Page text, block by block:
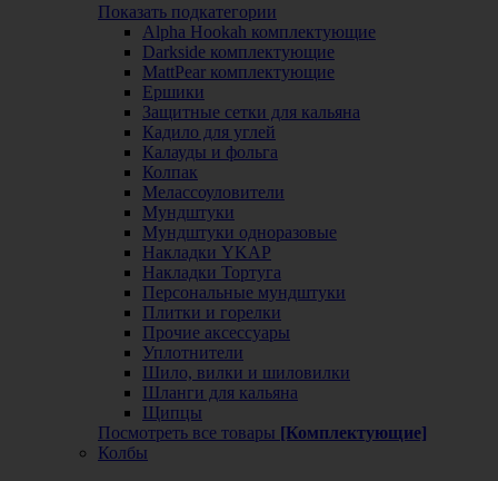
Показать подкатегории
Alpha Hookah комплектующие
Darkside комплектующие
MattPear комплектующие
Ершики
Защитные сетки для кальяна
Кадило для углей
Калауды и фольга
Колпак
Мелассоуловители
Мундштуки
Мундштуки одноразовые
Накладки YKAP
Накладки Тортуга
Персональные мундштуки
Плитки и горелки
Прочие аксессуары
Уплотнители
Шило, вилки и шиловилки
Шланги для кальяна
Щипцы
Посмотреть все товары [Комплектующие]
Колбы